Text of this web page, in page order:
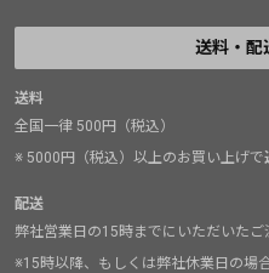
送料・配
送料
全国一律 500円（税込）
※ 5000円（税込）以上のお買い上げで
配送
弊社営業日の15時までにいただいたご
※15時以降、もしくは弊社休業日の場